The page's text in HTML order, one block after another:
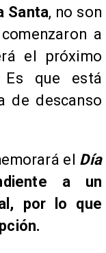
Santa, no son
a
el próximo
que está
de descanso
el Día
a un
por lo que